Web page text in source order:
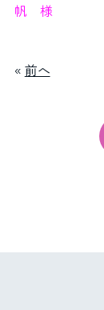
帆 様
« 前へ